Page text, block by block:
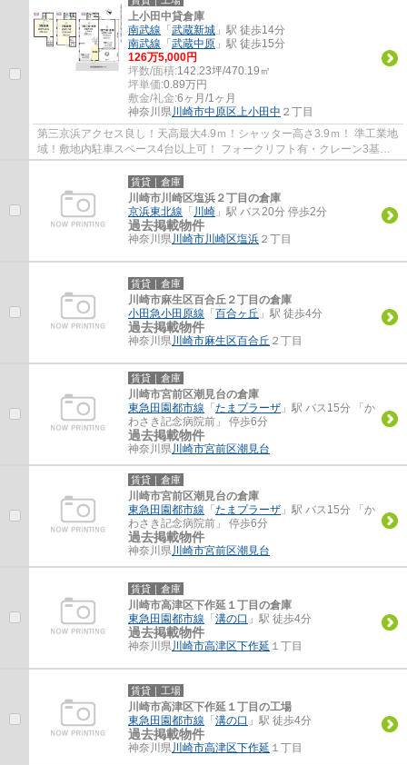
上小田中貸倉庫
南武線 「 武蔵新城 」駅 徒歩14分
南武線 「 武蔵中原 」駅 徒歩15分
126万5,000円
坪数/面積:142.23坪/470.19㎡
坪単価:0.89万円
敷金/礼金:6ヶ月/1ヶ月
神奈川県川崎市中原区上小田中 ２丁目
第三京浜アクセス良し！天高最大4.9ｍ！シャッター高さ3.9ｍ！ 準工業地
域！敷地内駐車スペース4台以上可！ フォークリフト有・クレーン3基有
（残置物）！
賃貸｜倉庫
川崎市川崎区塩浜２丁目の倉庫
京浜東北線 「 川崎 」駅 バス20分 停歩2分
過去掲載物件
神奈川県川崎市川崎区塩浜 ２丁目
賃貸｜倉庫
川崎市麻生区百合丘２丁目の倉庫
小田急小田原線 「 百合ヶ丘 」駅 徒歩4分
過去掲載物件
神奈川県川崎市麻生区百合丘 ２丁目
賃貸｜倉庫
川崎市宮前区潮見台の倉庫
東急田園都市線 「 たまプラーザ 」駅 バス15分 「か
わさき記念病院前」 停歩6分
過去掲載物件
神奈川県川崎市宮前区潮見台
賃貸｜倉庫
川崎市宮前区潮見台の倉庫
東急田園都市線 「 たまプラーザ 」駅 バス15分 「か
わさき記念病院前」 停歩6分
過去掲載物件
神奈川県川崎市宮前区潮見台
賃貸｜倉庫
川崎市高津区下作延１丁目の倉庫
東急田園都市線 「 溝の口 」駅 徒歩4分
過去掲載物件
神奈川県川崎市高津区下作延 １丁目
賃貸｜工場
川崎市高津区下作延１丁目の工場
東急田園都市線 「 溝の口 」駅 徒歩4分
過去掲載物件
神奈川県川崎市高津区下作延 １丁目